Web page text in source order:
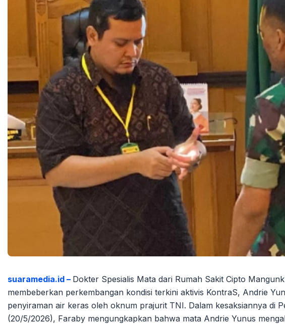
suaramedia.id – Dokter Spesialis Mata dari Rumah Sakit Cipto
membeberkan perkembangan kondisi terkini aktivis KontraS, Andrie
penyiraman air keras oleh oknum prajurit TNI. Dalam kesaksiannya di
(20/5/2026), Faraby mengungkapkan bahwa mata Andrie Yunus